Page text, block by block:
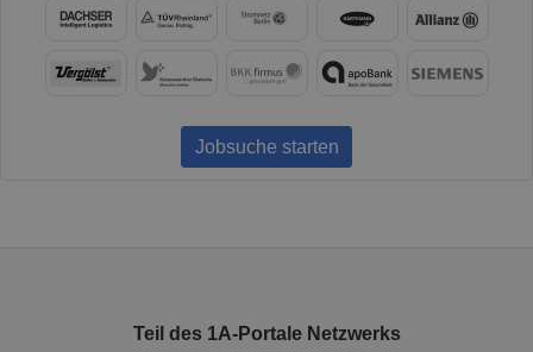
Jobsuche starten
Teil des 1A-PortaleNetzwerks